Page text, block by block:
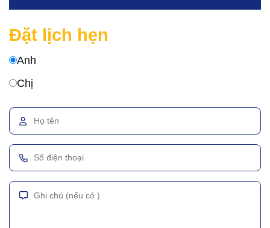
Đặt lịch hẹn
Anh
Chị